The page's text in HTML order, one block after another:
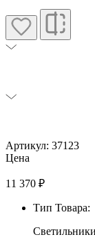
Артикул: 37123
Цена
11 370 ₽
Тип Товара: